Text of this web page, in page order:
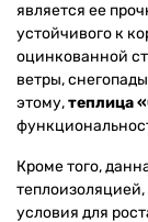
является ее
устойчивого к
оцинкованной
ветры,
этому,теплица
Кроме того,
условия для